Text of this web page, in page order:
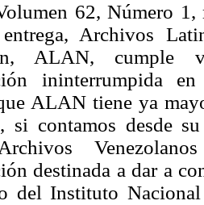
62, Número 1,
Archivos
ALAN, cumple
ininterrumpida en
ALAN tiene ya
si contamos desde
destinada a dar a
del Instituto